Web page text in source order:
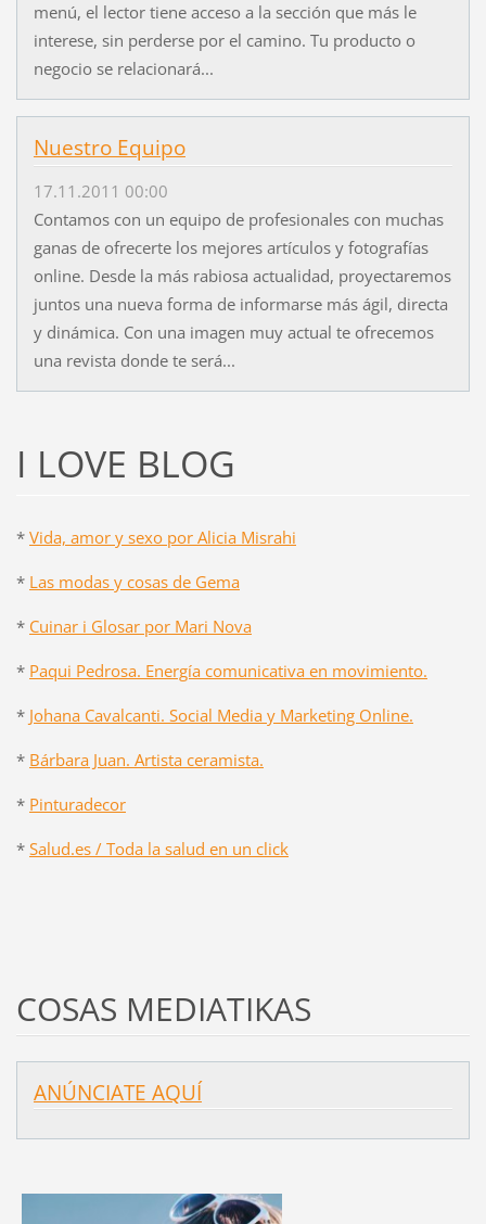
menú, el lector tiene acceso a la sección que más le
interese, sin perderse por el camino. Tu producto o
negocio se relacionará...
Nuestro Equipo
17.11.2011 00:00
Contamos con un equipo de profesionales con muchas
ganas de ofrecerte los mejores artículos y fotografías
online. Desde la más rabiosa actualidad, proyectaremos
juntos una nueva forma de informarse más ágil, directa
y dinámica. Con una imagen muy actual te ofrecemos
una revista donde te será...
I LOVE BLOG
* Vida, amor y sexo por Alicia Misrahi
* Las modas y cosas de Gema
* Cuinar i Glosar por Mari Nova
* Paqui Pedrosa. Energía comunicativa en movimiento.
* Johana Cavalcanti. Social Media y Marketing Online.
* Bárbara Juan. Artista ceramista.
* Pinturadecor
* Salud.es / Toda la salud en un click
COSAS MEDIATIKAS
ANÚNCIATE AQUÍ